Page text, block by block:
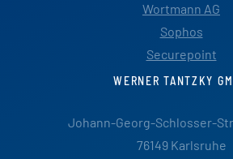
Wortmann AG
Sophos
Securepoint
WERNER TANTZKY
Johann-Georg-Schlosser-
76149 Karlsruhe